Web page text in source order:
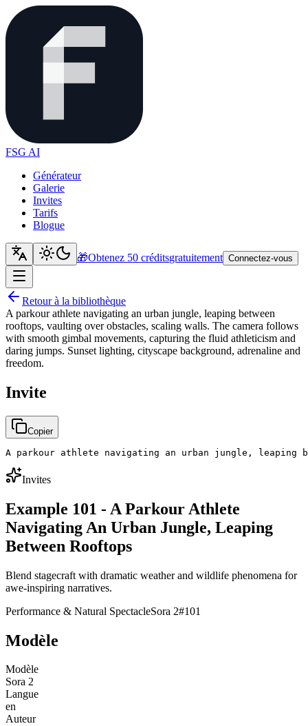
FSG AI
Générateur
Galerie
Invites
Tarifs
Blogue
🎁Obtenez 50 créditsgratuitement Connectez-vous
Retour à la bibliothèque
A parkour athlete navigating an urban jungle, leaping between
rooftops, vaulting over obstacles, scaling walls. The camera follows
with smooth gimbal movements, capturing the fluid athleticism and
daring jumps. Sunset lighting, cityscape background, adrenaline and
freedom.
Invite
Copier
A parkour athlete navigating an urban jungle, leaping
Invites
Example 101 - A Parkour Athlete
Navigating An Urban Jungle, Leaping
Between Rooftops
Blend stagecraft with dramatic weather and wildlife phenomena for
awe-inspiring narratives.
Performance & Natural SpectacleSora 2#101
Modèle
Modèle
Sora 2
Langue
en
Auteur